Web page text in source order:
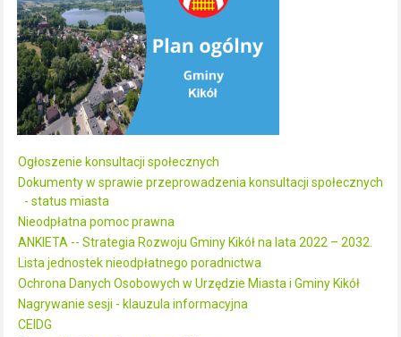
Ogłoszenie konsultacji społecznych
Dokumenty w sprawie przeprowadzenia konsultacji społecznych
- status miasta
Nieodpłatna pomoc prawna
ANKIETA -- Strategia Rozwoju Gminy Kikół na lata 2022 – 2032.
Lista jednostek nieodpłatnego poradnictwa
Ochrona Danych Osobowych w Urzędzie Miasta i Gminy Kikół
Nagrywanie sesji - klauzula informacyjna
CEIDG